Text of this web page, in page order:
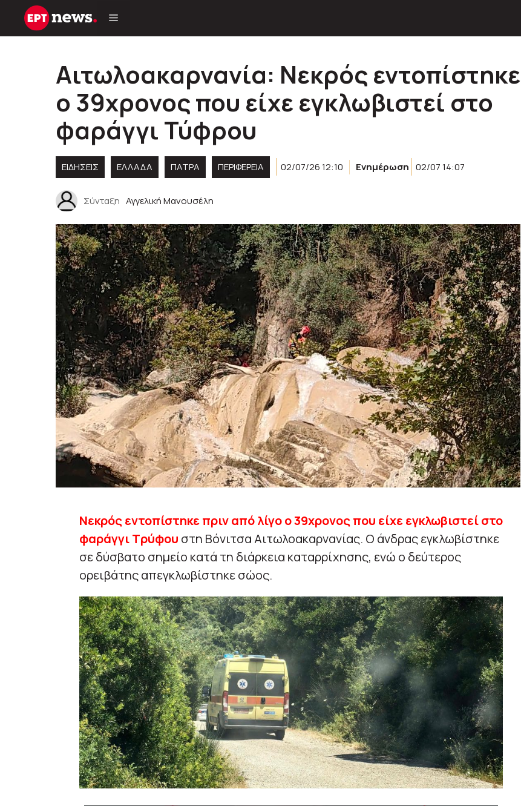
Μετάβαση
Αιτωλοακαρνανία: Νεκρός εντοπίστηκε
ο 39χρονος που είχε εγκλωβιστεί στο
φαράγγι Τύφρου
ΕΙΔΗΣΕΙΣ ΕΛΛΑΔΑ ΠΑΤΡΑ ΠΕΡΙΦΈΡΕΙΑ 02/07/26 12:10 Ενημέρωση 02/07 14:07
Σύνταξη Αγγελική Μανουσέλη
Νεκρός εντοπίστηκε πριν από λίγο ο 39χρονος που είχε εγκλωβιστεί στο
φαράγγι Τρύφου στη Βόνιτσα Αιτωλοακαρνανίας. Ο άνδρας εγκλωβίστηκε
σε δύσβατο σημείο κατά τη διάρκεια καταρρίχησης, ενώ ο δεύτερος
ορειβάτης απεγκλωβίστηκε σώος.